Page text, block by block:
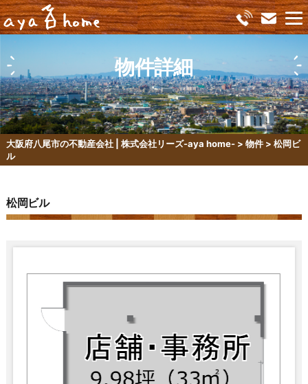
物件詳細
大阪府八尾市の不動産会社 | 株式会社リーズ-aya home-> 物件> 松岡ビ
ル
松岡ビル